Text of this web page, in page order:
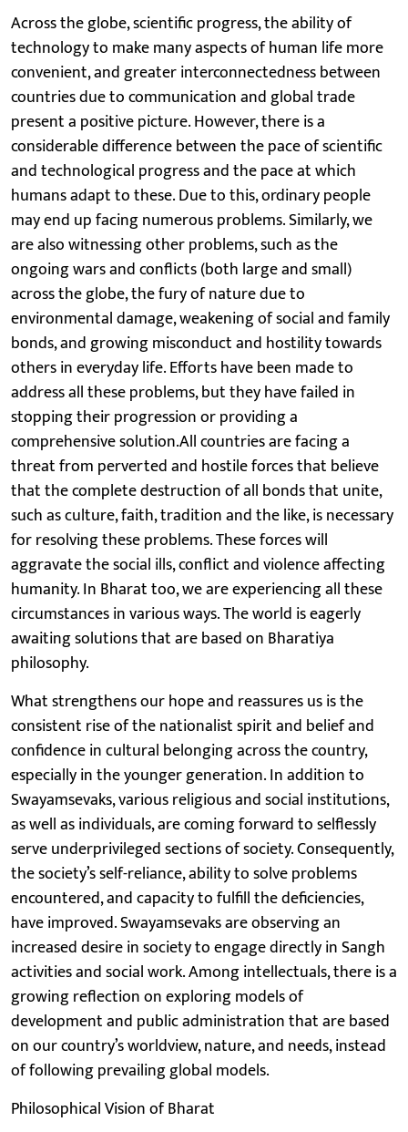
Across the globe, scientific progress, the ability of
technology to make many aspects of human life more
convenient, and greater interconnectedness between
countries due to communication and global trade
present a positive picture. However, there is a
considerable difference between the pace of scientific
and technological progress and the pace at which
humans adapt to these. Due to this, ordinary people
may end up facing numerous problems. Similarly, we
are also witnessing other problems, such as the
ongoing wars and conflicts (both large and small)
across the globe, the fury of nature due to
environmental damage, weakening of social and family
bonds, and growing misconduct and hostility towards
others in everyday life. Efforts have been made to
address all these problems, but they have failed in
stopping their progression or providing a
comprehensive solution.All countries are facing a
threat from perverted and hostile forces that believe
that the complete destruction of all bonds that unite,
such as culture, faith, tradition and the like, is necessary
for resolving these problems. These forces will
aggravate the social ills, conflict and violence affecting
humanity. In Bharat too, we are experiencing all these
circumstances in various ways. The world is eagerly
awaiting solutions that are based on Bharatiya
philosophy.
What strengthens our hope and reassures us is the
consistent rise of the nationalist spirit and belief and
confidence in cultural belonging across the country,
especially in the younger generation. In addition to
Swayamsevaks, various religious and social institutions,
as well as individuals, are coming forward to selflessly
serve underprivileged sections of society. Consequently,
the society’s self-reliance, ability to solve problems
encountered, and capacity to fulfill the deficiencies,
have improved. Swayamsevaks are observing an
increased desire in society to engage directly in Sangh
activities and social work. Among intellectuals, there is a
growing reflection on exploring models of
development and public administration that are based
on our country’s worldview, nature, and needs, instead
of following prevailing global models.
Philosophical Vision of Bharat